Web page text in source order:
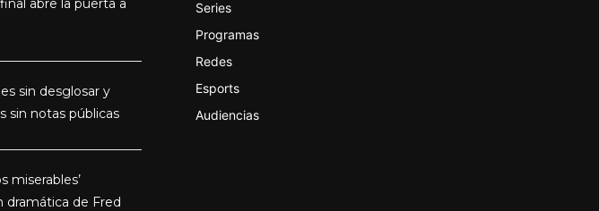
abre la puerta a
sin desglosar y
sin notas públicas
miserables’
dramática de Fred
Series
Programas
Redes
Esports
Audiencias